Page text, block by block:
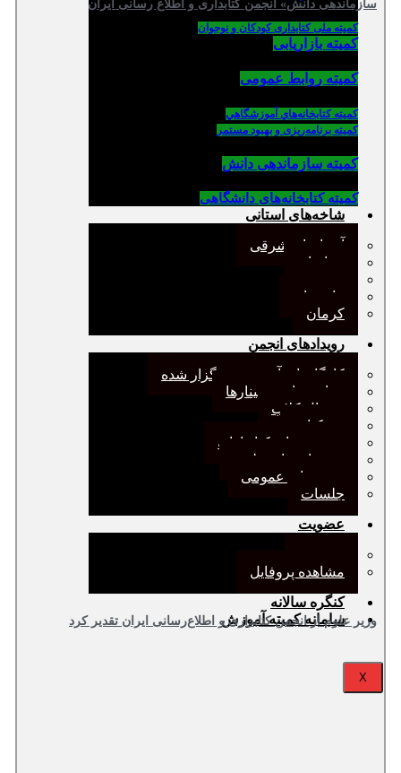
کمیته ملی کتابداری کودکان و نوجوان
کمیته بازاریابی
کمیته روابط عمومی
كميته كتابخانه‌هاي آموزشگاهي
کمیته برنامه‌ریزی و بهبود مستمر
کمیته سازماندهی دانش
کمیته کتابخانه‌های دانشگاهی
شاخه‌های استانی
آذربایجان شرقی
خراسان
مازندران
کرمان
رویدادهای انجمن
کارگاههای آموزشی برگزار شده
همایش‌ها و سمینارها
ژورنال کلاب
نقد کتاب
دورهمی‌های کتابدارانه
سخنرانی‌های علمی
مجمع‌های عمومی
جلسات
عضویت
مشاهده پروفایل
کنگره سالانه
سامانه کمیته آموزش
X
سازماندهی دانش» انجمن کتابداری و اطلاع رسانی ایران
وزیر علوم از انجمن کتابداری و اطلاع‌رسانی ایران تقدیر کرد